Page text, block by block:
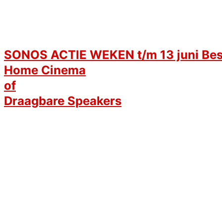
SONOS ACTIE WEKEN t/m 13 juni
Home Cinema
of
Draagbare Speakers